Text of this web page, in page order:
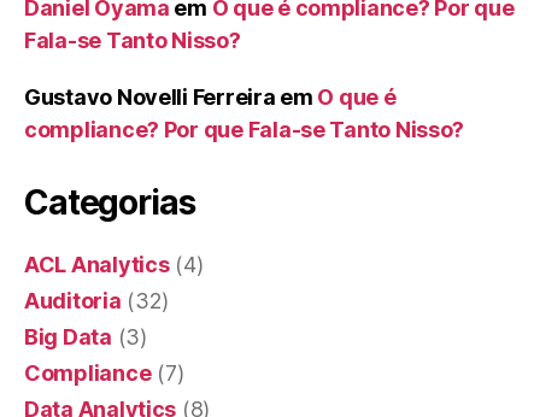
Daniel Oyama em O que é compliance? Por que
Fala-se Tanto Nisso?
Gustavo Novelli Ferreira em O que é
compliance? Por que Fala-se Tanto Nisso?
Categorias
ACL Analytics(4)
Auditoria (32)
Big Data (3)
Compliance(7)
Data Analytics (8)